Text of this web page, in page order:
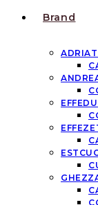
Brand